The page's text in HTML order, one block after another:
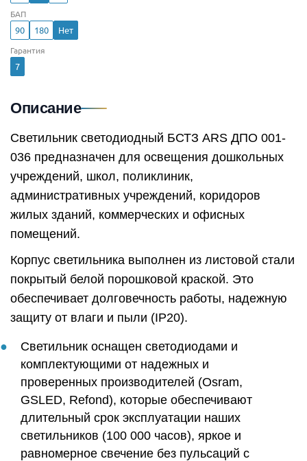
БАП
90 180 Нет
Гарантия
7
Описание
Светильник светодиодный БСТЗ ARS ДПО 001-
036 предназначен для освещения дошкольных
учреждений, школ, поликлиник,
административных учреждений, коридоров
жилых зданий, коммерческих и офисных
помещений.
Корпус светильника выполнен из листовой стали
покрытый белой порошковой краской. Это
обеспечивает долговечность работы, надежную
защиту от влаги и пыли (IP20).
Светильник оснащен светодиодами и
комплектующими от надежных и
проверенных производителей (Osram,
GSLED, Refond), которые обеспечивают
длительный срок эксплуатации наших
светильников (100 000 часов), яркое и
равномерное свечение без пульсаций с